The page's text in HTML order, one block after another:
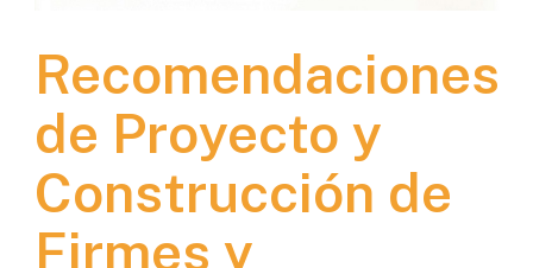
Recomendaciones
de Proyecto y
Construcción de
Firmes y